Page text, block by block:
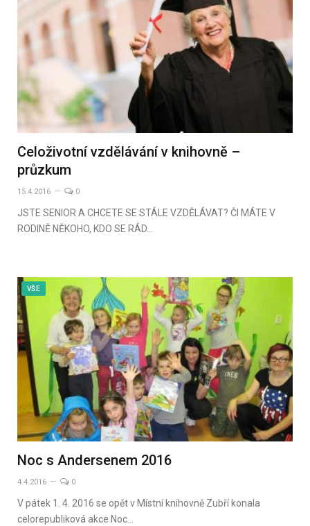
Celoživotní vzdělávání v knihovně –
průzkum
15.4.2016 0
JSTE SENIOR A CHCETE SE STÁLE VZDĚLÁVAT? ČI MÁTE V
RODINĚ NĚKOHO, KDO SE RÁD…
VŠE
Noc s Andersenem 2016
4.4.2016 0
V pátek 1. 4. 2016 se opět v Místní knihovně Zubří konala
celorepubliková akce Noc…